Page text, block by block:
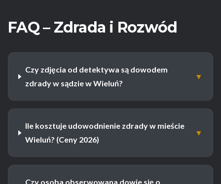
FAQ – Zdrada i Rozwód
Czy zdjęcia od detektywa są dowodem
zdrady w sądzie w Wieluń?
▼
Ile kosztuje udowodnienie zdrady w mieście
Wieluń? (Ceny 2026)
▼
Czy osoba obserwowana dowie się o